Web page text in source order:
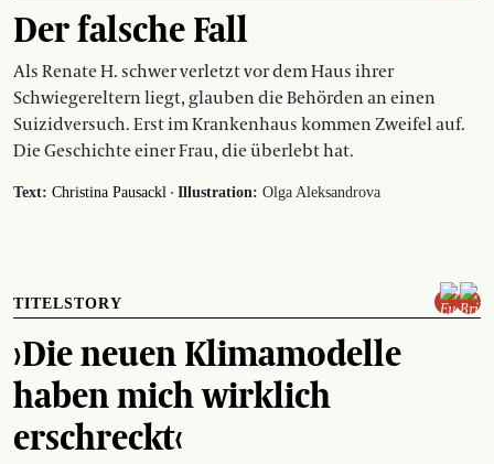
Der falsche Fall
Als Renate H. schwer verletzt vor dem Haus ihrer
Schwiegereltern liegt, glauben die Behörden an einen
Suizidversuch. Erst im Krankenhaus kommen Zweifel auf.
Die Geschichte einer Frau, die überlebt hat.
Text: Christina Pausackl · Illustration: Olga Aleksandrova
TITELSTORY
›Die neuen Klimamodelle
haben mich wirklich
erschreckt‹